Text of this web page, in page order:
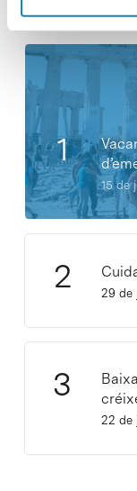
Notícies més
15 de
29 de
22 de